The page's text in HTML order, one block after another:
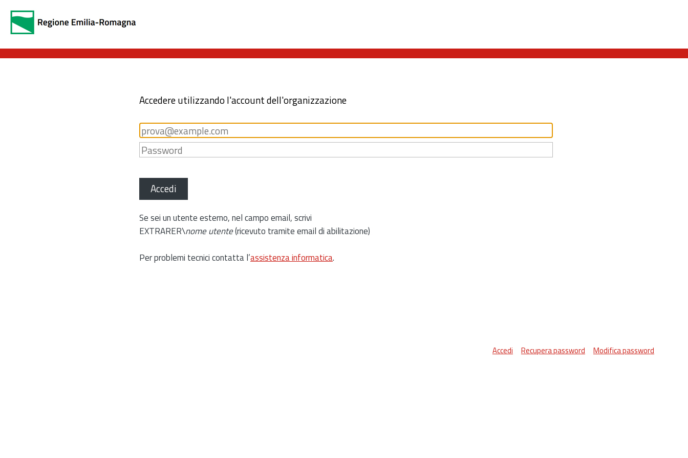
Accedere utilizzando l'account dell'organizzazione
Accedi
Se sei un utente esterno, nel campo email, scrivi
EXTRARER\nome utente(ricevuto tramite email di abilitazione)
Per problemi tecnici contatta l’assistenza informatica.
Accedi Recupera password Modifica password